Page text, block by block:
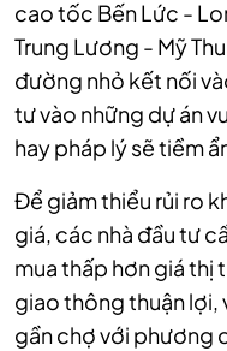
cao tốc Bến Lức -
Trung Lương - Mỹ
đường nhỏ kết nối
tư vào những dự án
hay pháp lý sẽ tiềm
Để giảm thiểu rủi ro
giá, các nhà đầu tư
mua thấp hơn giá
giao thông thuận lợi,
gần chợ với phương